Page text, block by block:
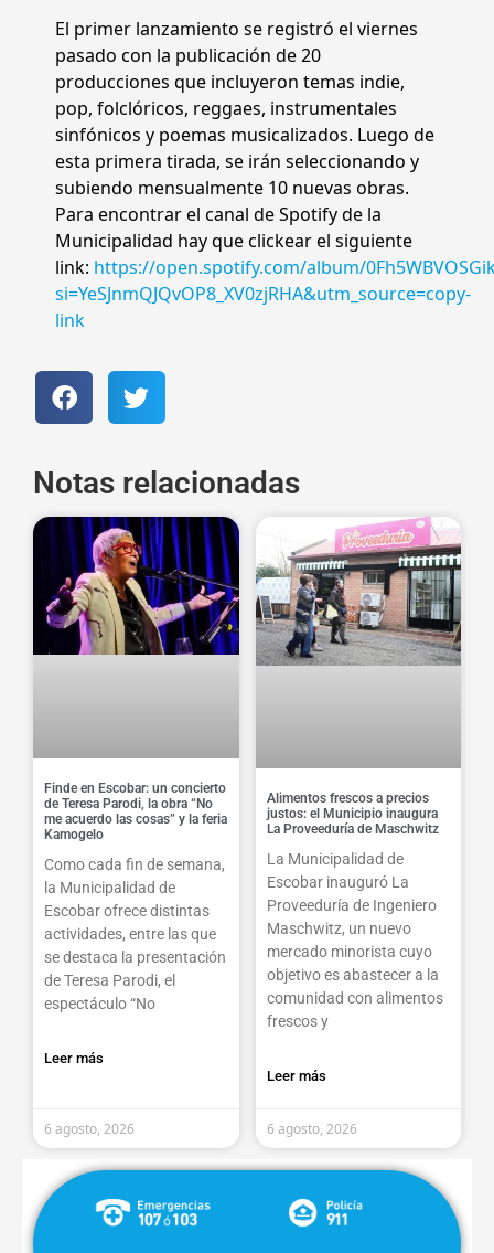
El primer lanzamiento se registró el viernes
pasado con la publicación de 20
producciones que incluyeron temas indie,
pop, folclóricos, reggaes, instrumentales
sinfónicos y poemas musicalizados. Luego de
esta primera tirada, se irán seleccionando y
subiendo mensualmente 10 nuevas obras.
Para encontrar el canal de Spotify de la
Municipalidad hay que clickear el siguiente
link: https://open.spotify.com/album/
si=YeSJnmQJQvOP8_XV0zjRHA&utm_source=copy-
link
Notas relacionadas
Finde en Escobar: un concierto
de Teresa Parodi, la obra “No
me acuerdo las cosas” y la feria
Kamogelo
Como cada fin de semana,
la Municipalidad de
Escobar ofrece distintas
actividades, entre las que
se destaca la presentación
de Teresa Parodi, el
espectáculo “No
Leer más
6 agosto, 2026
Alimentos frescos a precios
justos: el Municipio inaugura
La Proveeduría de Maschwitz
La Municipalidad de
Escobar inauguró La
Proveeduría de Ingeniero
Maschwitz, un nuevo
mercado minorista cuyo
objetivo es abastecer a la
comunidad con alimentos
frescos y
Leer más
6 agosto, 2026